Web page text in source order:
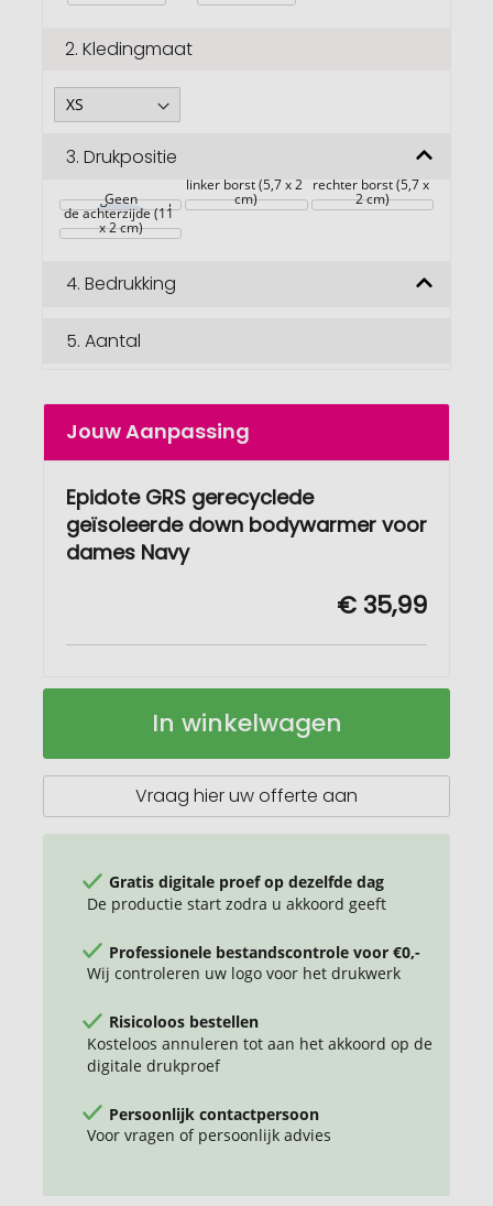
2. Kledingmaat
3. Drukpositie
Geen
linker borst (5,7 x 2
cm)
rechter borst (5,7 x
2 cm)
Grote gebieden op
de achterzijde (11
x 2 cm)
4. Bedrukking
5. Aantal
Jouw Aanpassing
Epidote GRS gerecyclede
geïsoleerde down bodywarmer voor
dames Navy
€ 35,99
geïsoleerde
In winkelwagen
Vraag hier uw offerte aan
Gratis digitale proef op dezelfde dag
De productie start zodra u akkoord geeft
Professionele bestandscontrole voor €0,-
Wij controleren uw logo voor het drukwerk
Risicoloos bestellen
Kosteloos annuleren tot aan het akkoord op de
digitale drukproef
Persoonlijk contactpersoon
Voor vragen of persoonlijk advies